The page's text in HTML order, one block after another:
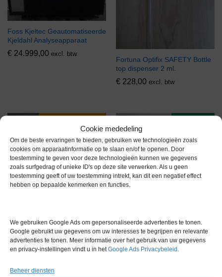
Cookie mededeling
Om de beste ervaringen te bieden, gebruiken we technologieën zoals
cookies om apparaatinformatie op te slaan en/of te openen. Door
toestemming te geven voor deze technologieën kunnen we gegevens
zoals surfgedrag of unieke ID's op deze site verwerken. Als u geen
toestemming geeft of uw toestemming intrekt, kan dit een negatief effect
hebben op bepaalde kenmerken en functies.
We gebruiken Google Ads om gepersonaliseerde advertenties te tonen.
Google gebruikt uw gegevens om uw interesses te begrijpen en relevante
advertenties te tonen. Meer informatie over het gebruik van uw gegevens
en privacy-instellingen vindt u in hetGoogle Ads Privacybeleid .
Beheer diensten
Foss Kjeltec Geautomatiseerde
Kjeldahl Analyseapparaat
€ 24.999,00 excl. btw
Fortuna Optifix SAFETY Bottle
top dispenser 2 ml.
€ 228,00 excl. btw
Fort GLI 156 Licht Generator